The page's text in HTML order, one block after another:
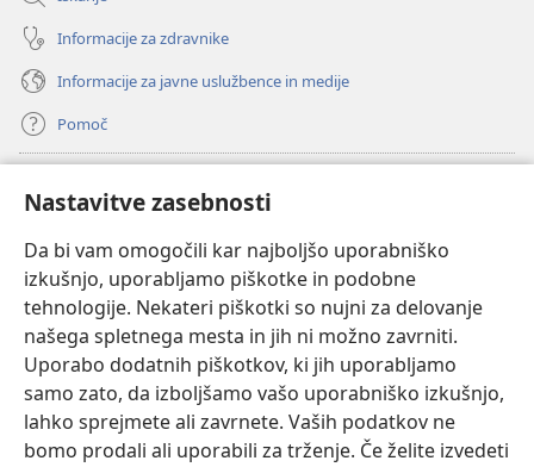
Nastavitve zasebnosti
Da bi vam omogočili kar najboljšo uporabniško
izkušnjo, uporabljamo piškotke in podobne
tehnologije. Nekateri piškotki so nujni za delovanje
našega spletnega mesta in jih ni možno zavrniti.
Uporabo dodatnih piškotkov, ki jih uporabljamo
samo zato, da izboljšamo vašo uporabniško izkušnjo,
lahko sprejmete ali zavrnete. Vaših podatkov ne
bomo prodali ali uporabili za trženje. Če želite izvedeti
Informacije za zdravnike
Informacije za javne uslužbence in medije
Pomoč
(odpre
novo
okno) Watchtowerjeva SPLETNA KNJIŽNICA™
(odpre
novo
okno) JW Hub
(odpre
novo
okno)JW Library
Watchtower Library